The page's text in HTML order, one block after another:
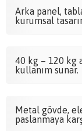
Arka panel,
kurumsal
40 kg – 120 kg
kullanım sunar.
Metal gövde,
paslanmaya